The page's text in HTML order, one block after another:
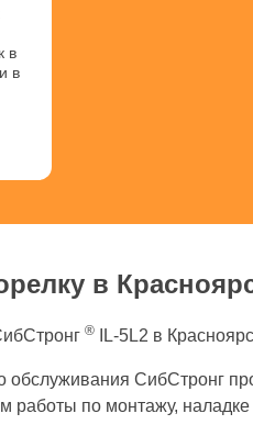
в
в
в
® IL-5L2 в
обслуживания СибСтронг
работы по монтажу, наладке